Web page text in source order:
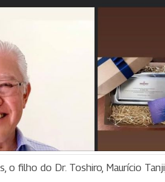
o filho do Dr. Toshiro, Maurício Tanji,